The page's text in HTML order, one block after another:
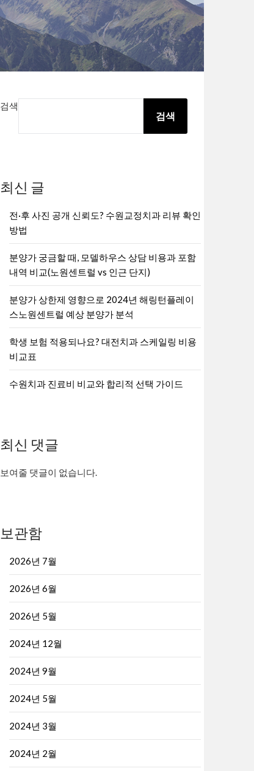
검색
검색
최신 글
전·후 사진 공개 신뢰도? 수원교정치과 리뷰 확인
방법
분양가 궁금할 때, 모델하우스 상담 비용과 포함
내역 비교(노원센트럴 vs 인근 단지)
분양가 상한제 영향으로 2024년 해링턴플레이
스노원센트럴 예상 분양가 분석
학생 보험 적용되나요? 대전치과 스케일링 비용
비교표
수원치과 진료비 비교와 합리적 선택 가이드
최신 댓글
보여줄 댓글이 없습니다.
보관함
2026년 7월
2026년 6월
2026년 5월
2024년 12월
2024년 9월
2024년 5월
2024년 3월
2024년 2월